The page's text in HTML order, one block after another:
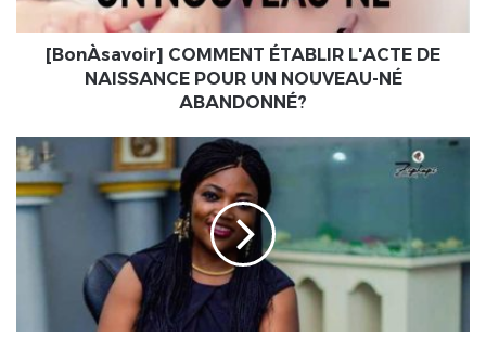
NOUVEAU-
ABANDONNÉ?
[BonÀsavoir] COMMENT ÉTABLIR L'ACTE DE
NAISSANCE POUR UN NOUVEAU-NÉ
ABANDONNÉ?
LITTÉRATURE
:
Nadège
B.
de